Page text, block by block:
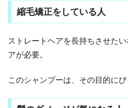
縮毛矯正をしている人
ストレートヘアを長持ちさせた
アが必要。
このシャンプーは、その目的にぴ